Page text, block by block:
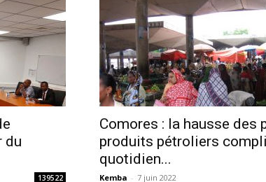
du
139522
Comores : la hausse des
produits pétroliers
quotidien...
Kemba - 7 juin 2022